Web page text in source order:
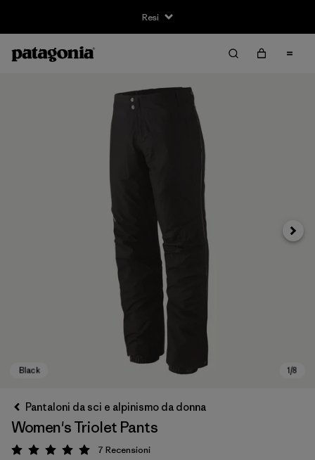
Resi
Avanti
Pantaloni da sci e alpinismo da donna
Women's Triolet Pants
Valutazione: 5 / 5
7 Recensioni